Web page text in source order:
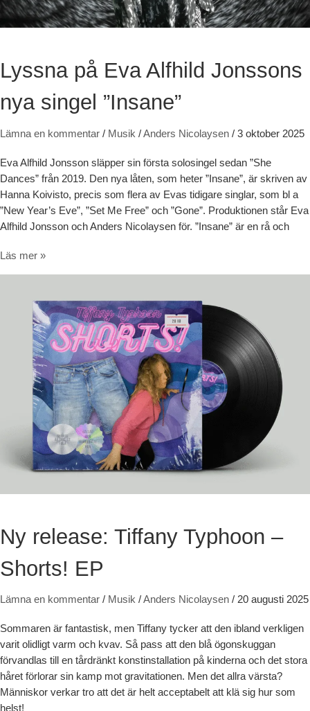
Lyssna på Eva Alfhild Jonssons
nya singel ”Insane”
Lämna en kommentar / Musik /Anders Nicolaysen / 3 oktober 2025
Eva Alfhild Jonsson släpper sin första solosingel sedan ”She
Dances” från 2019. Den nya låten, som heter ”Insane”, är skriven av
Hanna Koivisto, precis som flera av Evas tidigare singlar, som bl a
”New Year’s Eve”, ”Set Me Free” och ”Gone”. Produktionen står Eva
Alfhild Jonsson och Anders Nicolaysen för. ”Insane” är en rå och
Lyssna på Eva Alfhild Jonssons nya singel ”Insane”
Läs mer »
Ny release: Tiffany Typhoon –
Shorts! EP
Lämna en kommentar / Musik /Anders Nicolaysen / 20 augusti 2025
Sommaren är fantastisk, men Tiffany tycker att den ibland verkligen
varit olidligt varm och kvav. Så pass att den blå ögonskuggan
förvandlas till en tårdränkt konstinstallation på kinderna och det stora
håret förlorar sin kamp mot gravitationen. Men det allra värsta?
Människor verkar tro att det är helt acceptabelt att klä sig hur som
helst!